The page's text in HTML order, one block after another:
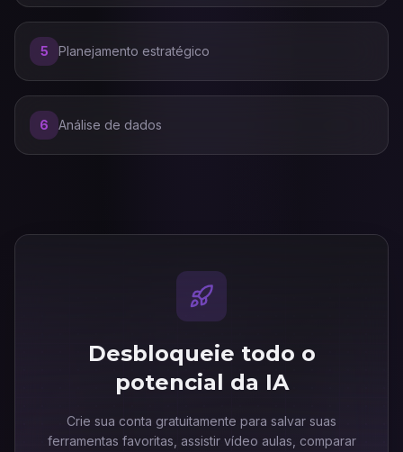
5 Planejamento estratégico
6 Análise de dados
Desbloqueie todo o
potencial da IA
Crie sua conta gratuitamente para salvar suas
ferramentas favoritas, assistir vídeo aulas, comparar